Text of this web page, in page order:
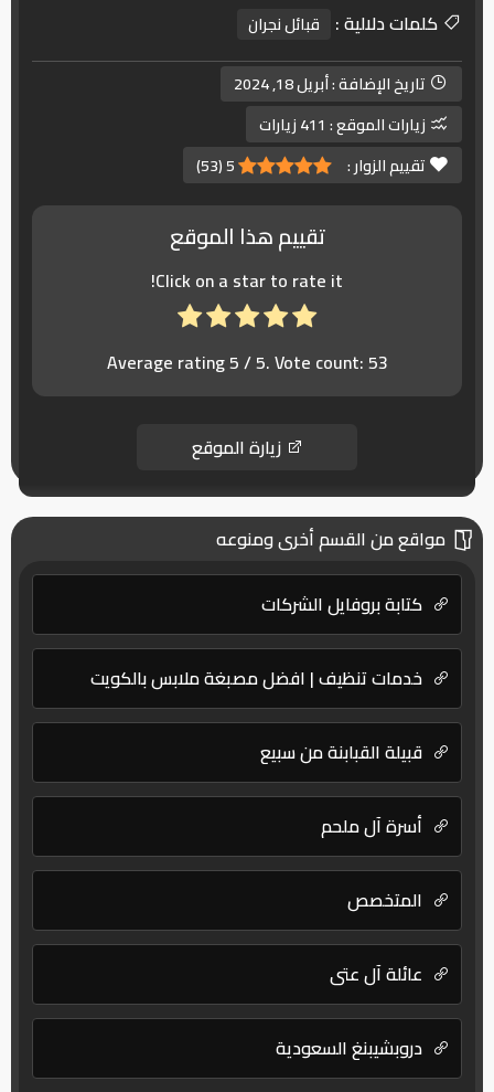
كلمات دلالية :
قبائل نجران
تاريخ الإضافة :أبريل 18, 2024
زيارات الموقع : 411 زيارات
تقييم الزوار :
5
(
53
)
تقييم هذا الموقع
Click on a star to rate it!
Average rating5/ 5. Vote count:53
زيارة الموقع
مواقع من القسم أخرى ومنوعه
كتابة بروفايل الشركات
خدمات تنظيف | افضل مصبغة ملابس بالكويت
قبيلة القبابنة من سبيع
أسرة آل ملحم
المتخصص
عائلة آل عتي
دروبشيبنغ السعودية